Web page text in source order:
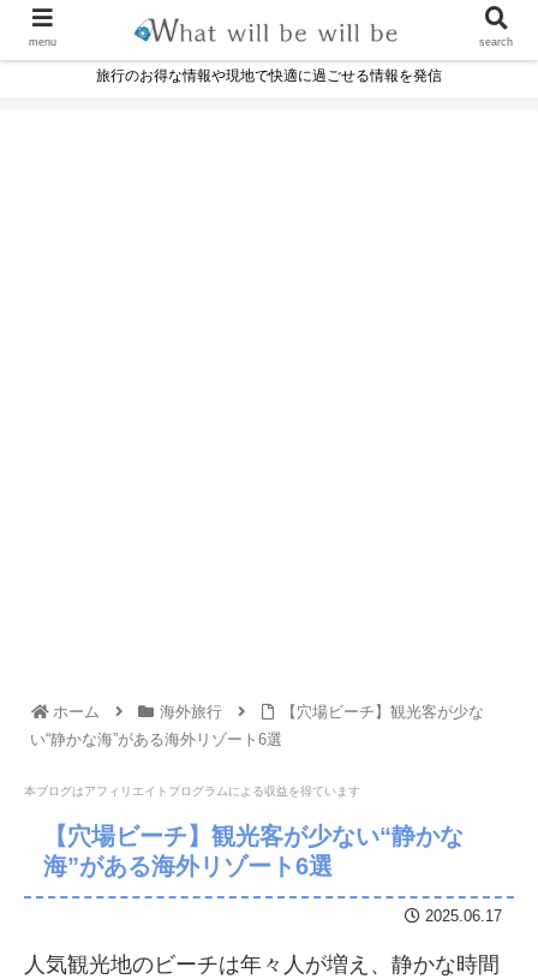
旅行のお得な情報や現地で快適に過ごせる情報を発信
ホーム 海外旅行
【穴場ビーチ】観光客が少な
い“静かな海”がある海外リゾート6選
本ブログはアフィリエイトプログラムによる収益を得ています
【穴場ビーチ】観光客が少ない“静かな
海”がある海外リゾート6選
2025.06.17
人気観光地のビーチは年々人が増え、静かな時間
menu search